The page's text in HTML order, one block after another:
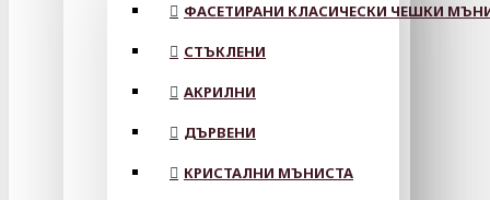
ФАСЕТИРАНИ КЛАСИЧЕСКИ ЧЕШКИ
СТЪКЛЕНИ
АКРИЛНИ
ДЪРВЕНИ
КРИСТАЛНИ МЪНИСТА